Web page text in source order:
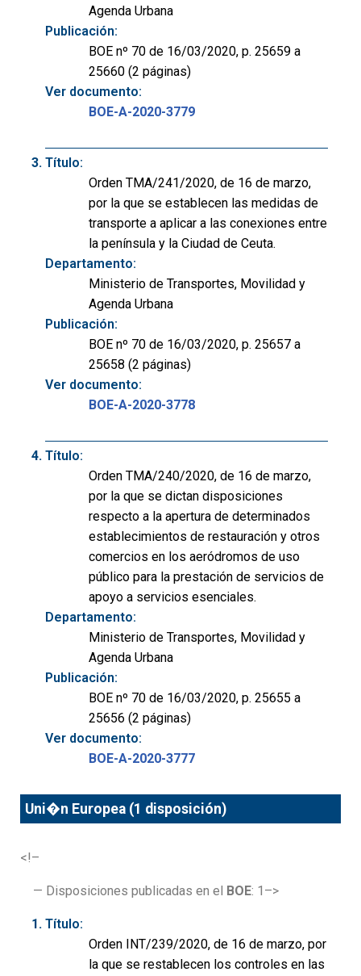
Agenda Urbana
Publicación:
BOE nº 70 de 16/03/2020, p. 25659 a
25660 (2 páginas)
Ver documento:
BOE-A-2020-3779
Título:
Orden TMA/241/2020, de 16 de marzo,
por la que se establecen las medidas de
transporte a aplicar a las conexiones entre
la península y la Ciudad de Ceuta.
Departamento:
Ministerio de Transportes, Movilidad y
Agenda Urbana
Publicación:
BOE nº 70 de 16/03/2020, p. 25657 a
25658 (2 páginas)
Ver documento:
BOE-A-2020-3778
Título:
Orden TMA/240/2020, de 16 de marzo,
por la que se dictan disposiciones
respecto a la apertura de determinados
establecimientos de restauración y otros
comercios en los aeródromos de uso
público para la prestación de servicios de
apoyo a servicios esenciales.
Departamento:
Ministerio de Transportes, Movilidad y
Agenda Urbana
Publicación:
BOE nº 70 de 16/03/2020, p. 25655 a
25656 (2 páginas)
Ver documento:
BOE-A-2020-3777
Uni�n Europea (1 disposición)
<!–
— Disposiciones publicadas en el BOE: 1–>
Título:
Orden INT/239/2020, de 16 de marzo, por
la que se restablecen los controles en las